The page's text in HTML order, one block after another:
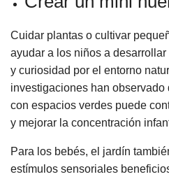
Cuidar plantas o cultivar
ayudar a los niños a
y curiosidad por el entorno
investigaciones han observado
con espacios verdes puede
y mejorar la concentración
Para los bebés, el jardín
estímulos sensoriales